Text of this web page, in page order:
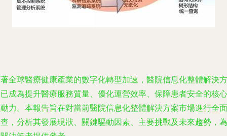
全球醫療健康產業的數字化轉型加速，醫院信息化整體解決方
成為提升醫療服務質量、優化運營效率、保障患者安全的核心
力。本報告旨在對當前醫院信息化整體解決方案市場進行全面
，分析其發展現狀、關鍵驅動因素、主要挑戰及未來趨勢，為